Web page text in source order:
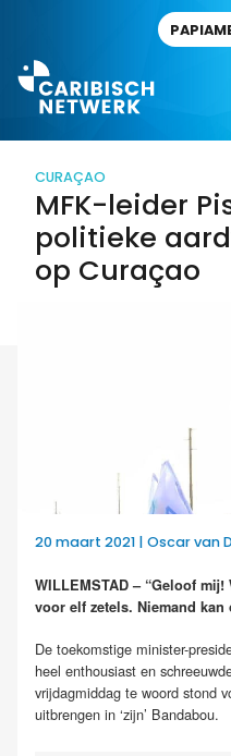
CURAÇAO
MFK-leider
politieke
op Curaçao
20 maart 2021 | Oscar van
WILLEMSTAD – “Geloof
voor elf zetels. Niemand kan
De toekomstige minister-
heel enthousiast en
vrijdagmiddag te woord stond
uitbrengen in ‘zijn’ Bandabou.